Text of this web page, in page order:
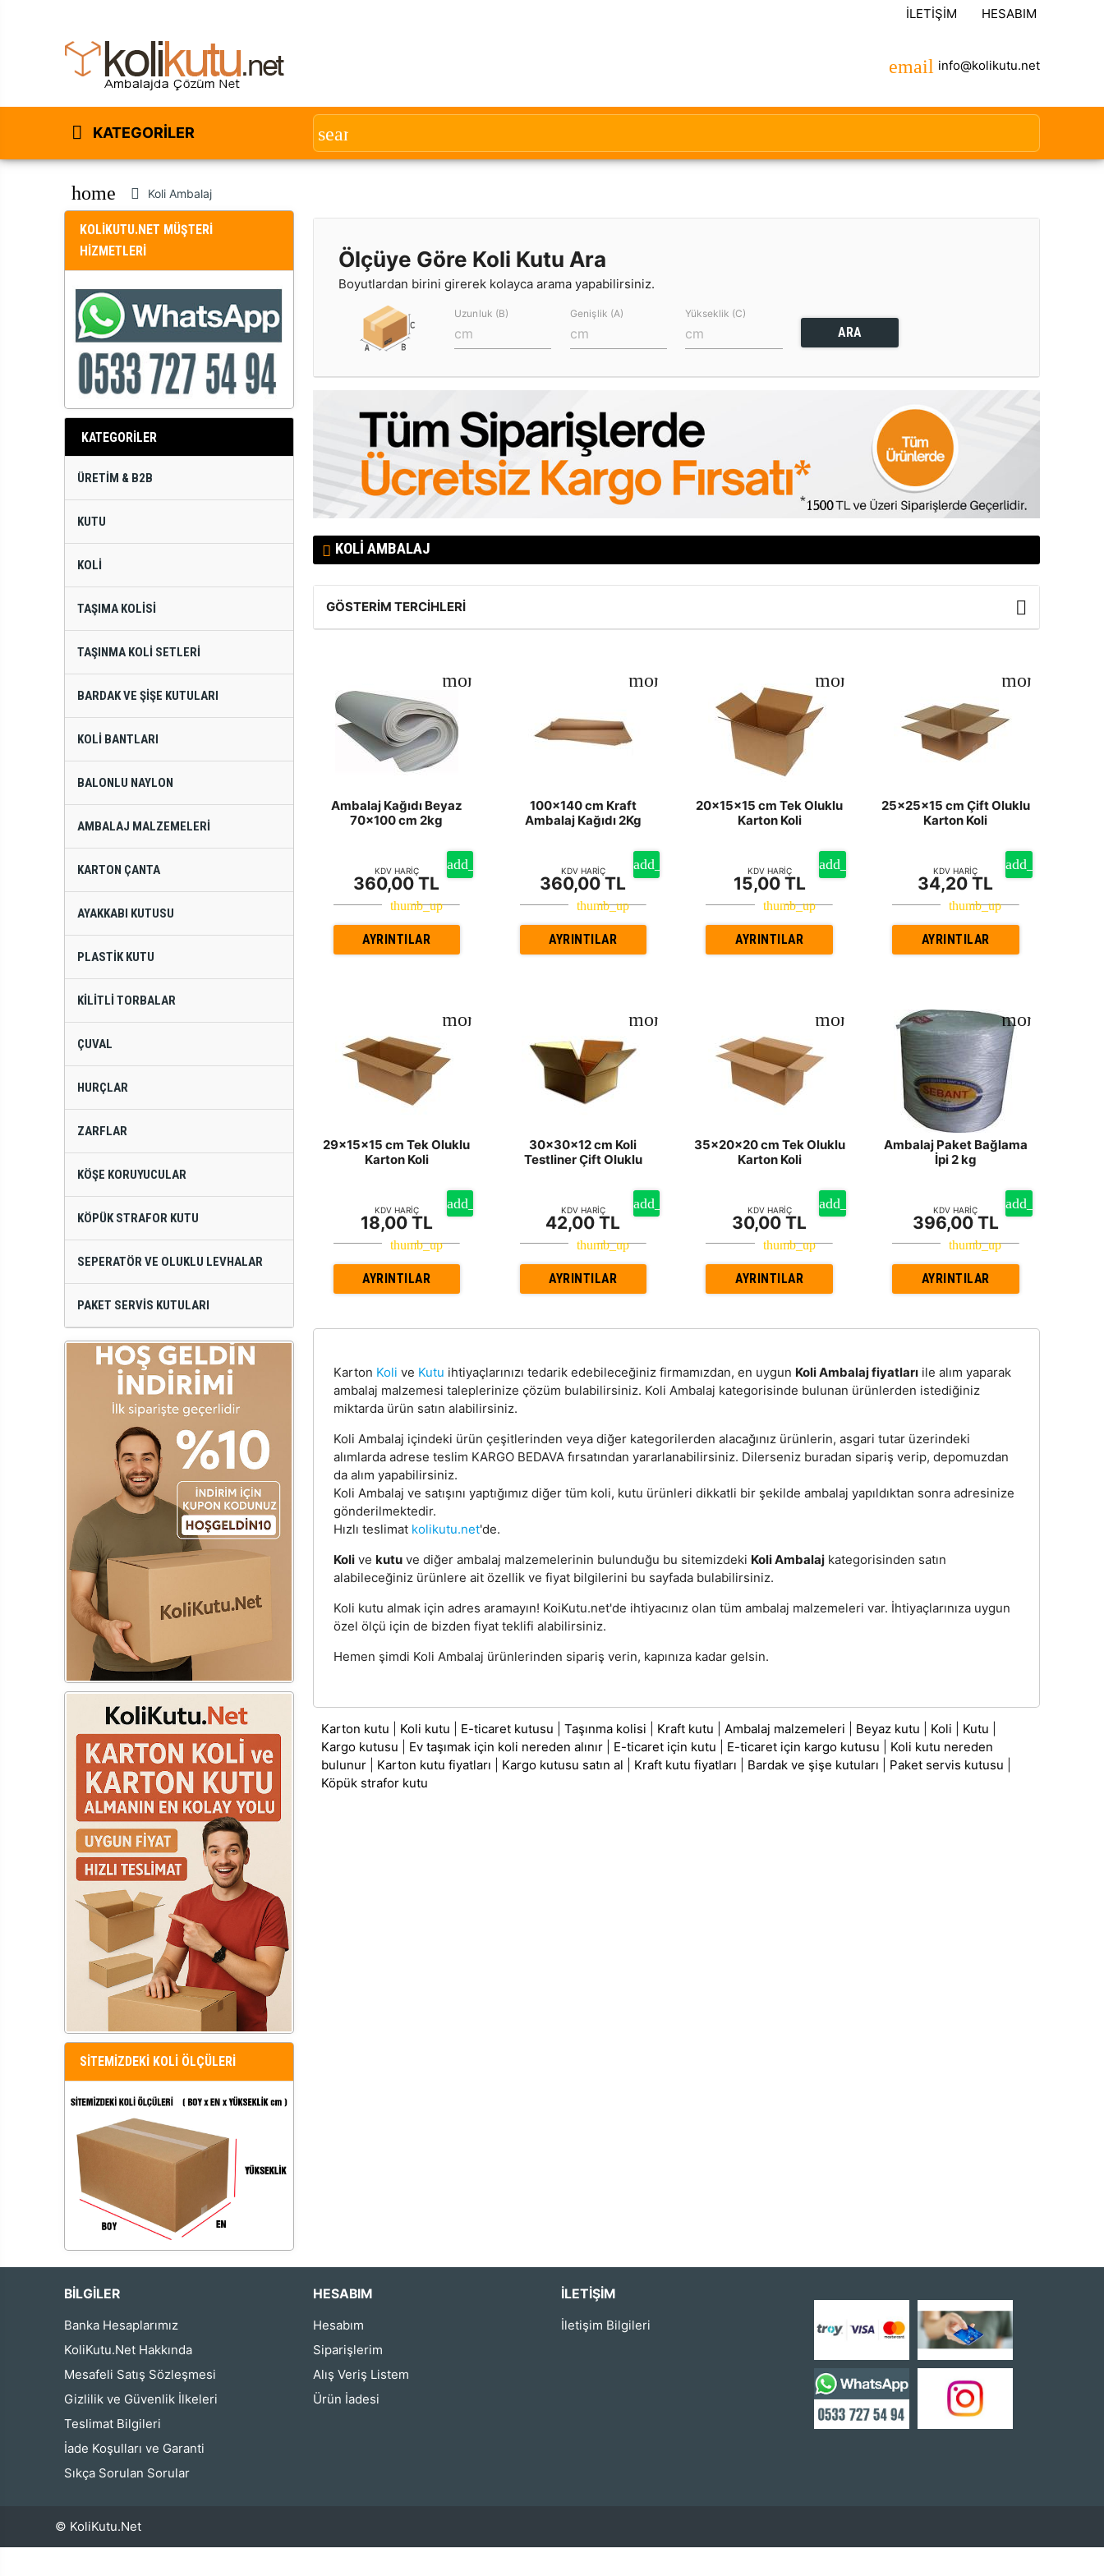
İLETIŞIM HESABIM
info@kolikutu.net
KATEGORILER
home Koli Ambalaj
KOLİKUTU.NET MÜŞTERİ
HİZMETLERİ
KATEGORİLER
ÜRETIM & B2B
KUTU
KOLI
TAŞIMA KOLISI
TAŞINMA KOLI SETLERI
BARDAK VE ŞIŞE KUTULARI
KOLI BANTLARI
BALONLU NAYLON
AMBALAJ MALZEMELERI
KARTON ÇANTA
AYAKKABI KUTUSU
PLASTIK KUTU
KILITLI TORBALAR
ÇUVAL
HURÇLAR
ZARFLAR
KÖŞE KORUYUCULAR
KÖPÜK STRAFOR KUTU
SEPERATÖR VE OLUKLU LEVHALAR
PAKET SERVIS KUTULARI
SİTEMİZDEKİ KOLİ ÖLÇÜLERİ
Ölçüye Göre Koli Kutu Ara
Boyutlardan birini girerek kolayca arama yapabilirsiniz.
Uzunluk (B) Genişlik (A) Yükseklik (C)
ARA
KOLI AMBALAJ
GÖSTERIM TERCIHLERI
Ambalaj Kağıdı Beyaz
70x100 cm 2kg
KDV HARİÇ
360,00 TL
AYRINTILAR
100x140 cm Kraft
Ambalaj Kağıdı 2Kg
KDV HARİÇ
360,00 TL
AYRINTILAR
20x15x15 cm Tek Oluklu
Karton Koli
KDV HARİÇ
15,00 TL
AYRINTILAR
25x25x15 cm Çift Oluklu
Karton Koli
KDV HARİÇ
34,20 TL
AYRINTILAR
29x15x15 cm Tek Oluklu
Karton Koli
KDV HARİÇ
18,00 TL
AYRINTILAR
30x30x12 cm Koli
Testliner Çift Oluklu
KDV HARİÇ
42,00 TL
AYRINTILAR
35x20x20 cm Tek Oluklu
Karton Koli
KDV HARİÇ
30,00 TL
AYRINTILAR
Ambalaj Paket Bağlama
İpi 2 kg
KDV HARİÇ
396,00 TL
AYRINTILAR
Karton Koli ve Kutu ihtiyaçlarınızı tedarik edebileceğiniz firmamızdan, en uygun Koli Ambalaj fiyatlarıile alım yaparak
ambalaj malzemesi taleplerinize çözüm bulabilirsiniz. Koli Ambalaj kategorisinde bulunan ürünlerden istediğiniz
miktarda ürün satın alabilirsiniz.
Koli Ambalaj içindeki ürün çeşitlerinden veya diğer kategorilerden alacağınız ürünlerin, asgari tutar üzerindeki
alımlarda adrese teslim KARGO BEDAVA fırsatından yararlanabilirsiniz. Dilerseniz buradan sipariş verip, depomuzdan
da alım yapabilirsiniz.
Koli Ambalaj ve satışını yaptığımız diğer tüm koli, kutu ürünleri dikkatli bir şekilde ambalaj yapıldıktan sonra adresinize
gönderilmektedir.
Hızlı teslimat kolikutu.net'de.
Kolive kutuve diğer ambalaj malzemelerinin bulunduğu bu sitemizdeki Koli Ambalajkategorisinden satın
alabileceğiniz ürünlere ait özellik ve fiyat bilgilerini bu sayfada bulabilirsiniz.
Koli kutu almak için adres aramayın! KoiKutu.net'de ihtiyacınız olan tüm ambalaj malzemeleri var. İhtiyaçlarınıza uygun
özel ölçü için de bizden fiyat teklifi alabilirsiniz.
Hemen şimdi Koli Ambalaj ürünlerinden sipariş verin, kapınıza kadar gelsin.
Karton kutu Koli kutu E-ticaret kutusu Taşınma kolisi Kraft kutu Ambalaj malzemeleri Beyaz kutu Koli Kutu
Kargo kutusu
Ev taşımak için koli nereden alınır| E-ticaret için kutu E-ticaret için kargo kutusu
Koli kutu nereden
bulunur| Karton kutu fiyatları Kargo kutusu satın al Kraft kutu fiyatları Bardak ve şişe kutuları Paket servis kutusu
Köpük strafor kutu
BİLGİLER
Banka Hesaplarımız
KoliKutu.Net Hakkında
Mesafeli Satış Sözleşmesi
Gizlilik ve Güvenlik İlkeleri
Teslimat Bilgileri
İade Koşulları ve Garanti
Sıkça Sorulan Sorular
HESABIM
Hesabım
Siparişlerim
Alış Veriş Listem
Ürün İadesi
İLETIŞIM
İletişim Bilgileri
© KoliKutu.Net